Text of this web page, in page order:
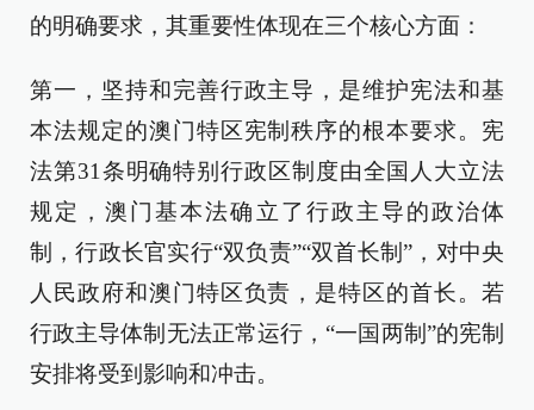
的明确要求，其重要性体现在三个核心方面：
第一，坚持和完善行政主导，是维护宪法和基
本法规定的澳门特区宪制秩序的根本要求。宪
法第31条明确特别行政区制度由全国人大立法
规定，澳门基本法确立了行政主导的政治体
制，行政长官实行“双负责”“双首长制”，对中央
人民政府和澳门特区负责，是特区的首长。若
行政主导体制无法正常运行，“一国两制”的宪制
安排将受到影响和冲击。